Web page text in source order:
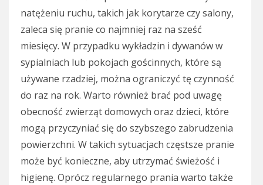
natężeniu ruchu, takich jak korytarze czy salony,
zaleca się pranie co najmniej raz na sześć
miesięcy. W przypadku wykładzin i dywanów w
sypialniach lub pokojach gościnnych, które są
używane rzadziej, można ograniczyć tę czynność
do raz na rok. Warto również brać pod uwagę
obecność zwierząt domowych oraz dzieci, które
mogą przyczyniać się do szybszego zabrudzenia
powierzchni. W takich sytuacjach częstsze pranie
może być konieczne, aby utrzymać świeżość i
higienę. Oprócz regularnego prania warto także